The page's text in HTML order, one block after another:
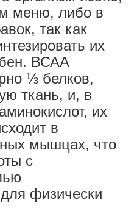
меню, либо в
так как
их
ВСАА
⅓ белков,
ткань, и, в
их
в
мышцах, что
с
физически